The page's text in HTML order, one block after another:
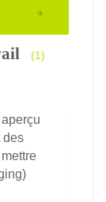
(1)
des